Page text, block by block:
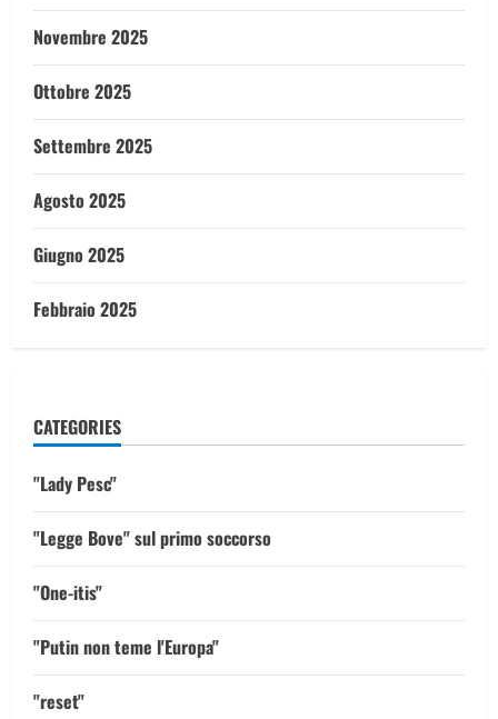
Novembre 2025
Ottobre 2025
Settembre 2025
Agosto 2025
Giugno 2025
Febbraio 2025
CATEGORIES
"Lady Pesc"
"Legge Bove" sul primo soccorso
"One-itis"
"Putin non teme l'Europa"
"reset"